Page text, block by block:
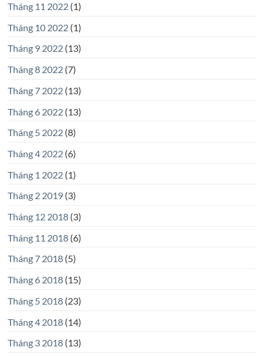
Tháng 11 2022(1)
Tháng 10 2022(1)
Tháng 9 2022(13)
Tháng 8 2022(7)
Tháng 7 2022(13)
Tháng 6 2022(13)
Tháng 5 2022(8)
Tháng 4 2022(6)
Tháng 1 2022(1)
Tháng 2 2019(3)
Tháng 12 2018(3)
Tháng 11 2018(6)
Tháng 7 2018(5)
Tháng 6 2018(15)
Tháng 5 2018(23)
Tháng 4 2018(14)
Tháng 3 2018(13)